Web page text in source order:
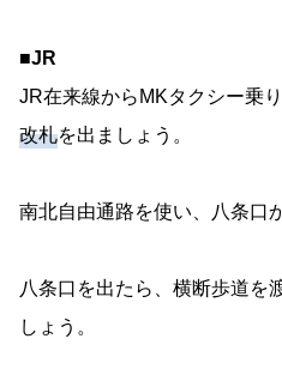
■JR
JR在来線からMKタクシー乗
改札を出ましょう。
南北自由通路を使い、八条口
八条口を出たら、横断歩道を
しょう。